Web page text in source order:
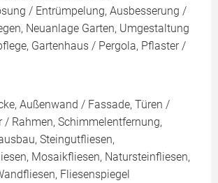
/ Entrümpelung, Ausbesserung /
Neuanlage Garten, Umgestaltung
Gartenhaus / Pergola, Pflaster /
Außenwand / Fassade, Türen /
/ Rahmen, Schimmelentfernung,
Steingutfliesen,
Mosaikfliesen, Natursteinfliesen,
Fliesenspiegel